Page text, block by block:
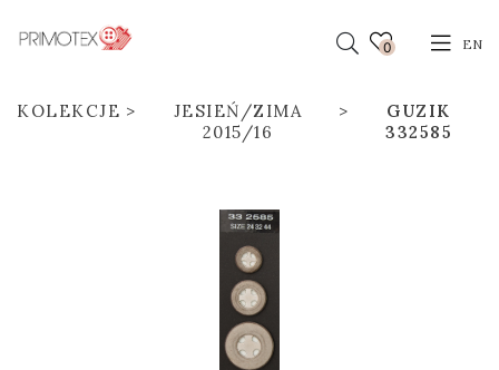
0 EN
KOLEKCJE
JESIEŃ/ZIMA
2015/16
GUZIK
332585